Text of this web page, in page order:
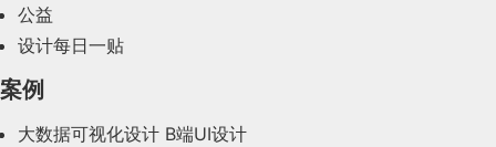
公益
设计每日一贴
案例
大数据可视化设计 B端UI设计